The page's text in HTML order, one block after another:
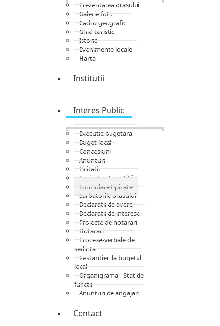
Prezentarea orasului
Galerie foto
Cadru geografic
Ghid turistic
Istoric
Evenimente locale
Harta
Institutii
Interes Public
Executie bugetara
Buget local
Concesiuni
Anunturi
Licitatii
Proiecte - Investitii
Formulare tipizate
Sarbatorile orasului
Declaratii de avere
Declaratii de interese
Proiecte de hotarari
Hotarari
Procese-verbale de
sedinta
Restantieri la bugetul
local
Organigrama - Stat de
functii
Anunturi de angajari
Contact